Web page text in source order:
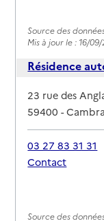
Source des
Mis à jour le : 16/
Résidence
Adresse
23 rue des
59400-
03 27 83 31 31
Contact
Source des